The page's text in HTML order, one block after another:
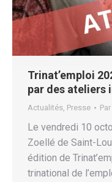
Trinat’emploi
par des ateliers
Actualités, Presse Par
Le vendredi 10
Zoellé de Saint-
édition de
trinational de